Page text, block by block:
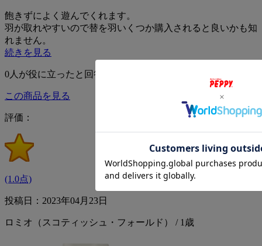
飽きずによく遊んでくれます。
羽が取れやすいので替を羽いくつか購入されると良いかも知
れません。
続きを見る
0人が役に立ったと回答
この商品を見る
評価：
(1.0点)
投稿日：2023年04月23日
ロミオ（スコティッシュ・フォールド） / 1歳